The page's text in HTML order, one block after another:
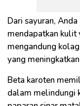
Dari sayuran,
mendapatkan kulit
mengandung
yang
Beta karoten
dalam melindungi